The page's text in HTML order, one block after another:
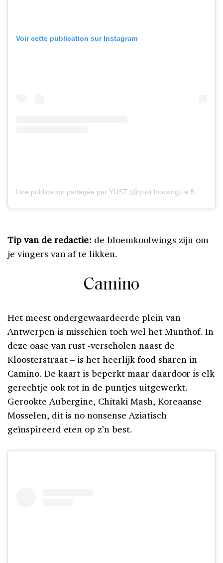
Voir cette publication sur Instagram
Une publication partagée par YUST (@yust.housing) le 5 Avril 2019 à 7 :45 PDT
Tip van de redactie: de bloemkoolwings zijn om
je vingers van af te likken.
Camino
Het meest ondergewaardeerde plein van
Antwerpen is misschien toch wel het Munthof. In
deze oase van rust -verscholen naast de
Kloosterstraat – is het heerlijk food sharen in
Camino. De kaart is beperkt maar daardoor is elk
gerechtje ook tot in de puntjes uitgewerkt.
Gerookte Aubergine, Chitaki Mash, Koreaanse
Mosselen, dit is no nonsense Aziatisch
geïnspireerd eten op z’n best.